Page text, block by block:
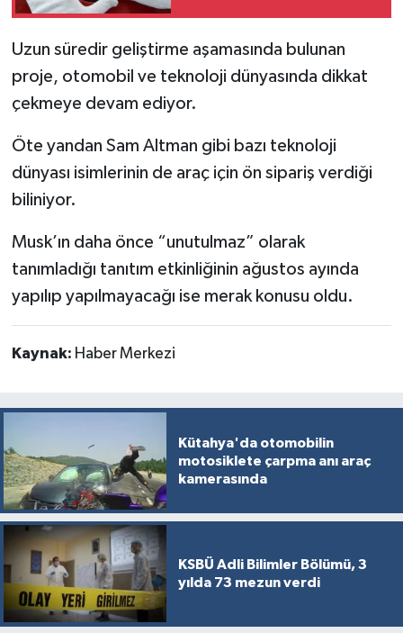
Uzun süredir geliştirme aşamasında bulunan
proje, otomobil ve teknoloji dünyasında dikkat
çekmeye devam ediyor.
Öte yandan Sam Altman gibi bazı teknoloji
dünyası isimlerinin de araç için ön sipariş verdiği
biliniyor.
Musk’ın daha önce “unutulmaz” olarak
tanımladığı tanıtım etkinliğinin ağustos ayında
yapılıp yapılmayacağı ise merak konusu oldu.
Kaynak: Haber Merkezi
Kütahya'da otomobilin
motosiklete çarpma anı araç
kamerasında
KSBÜ Adli Bilimler Bölümü, 3
yılda 73 mezun verdi